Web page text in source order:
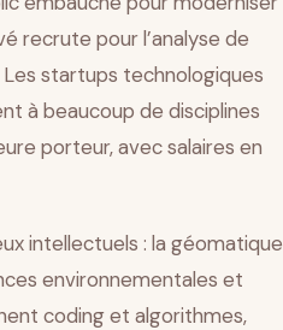
recrute pour l’analyse de
startups technologiques
à beaucoup de disciplines
porteur, avec salaires en
intellectuels : la géomatique
environnementales et
coding et algorithmes,